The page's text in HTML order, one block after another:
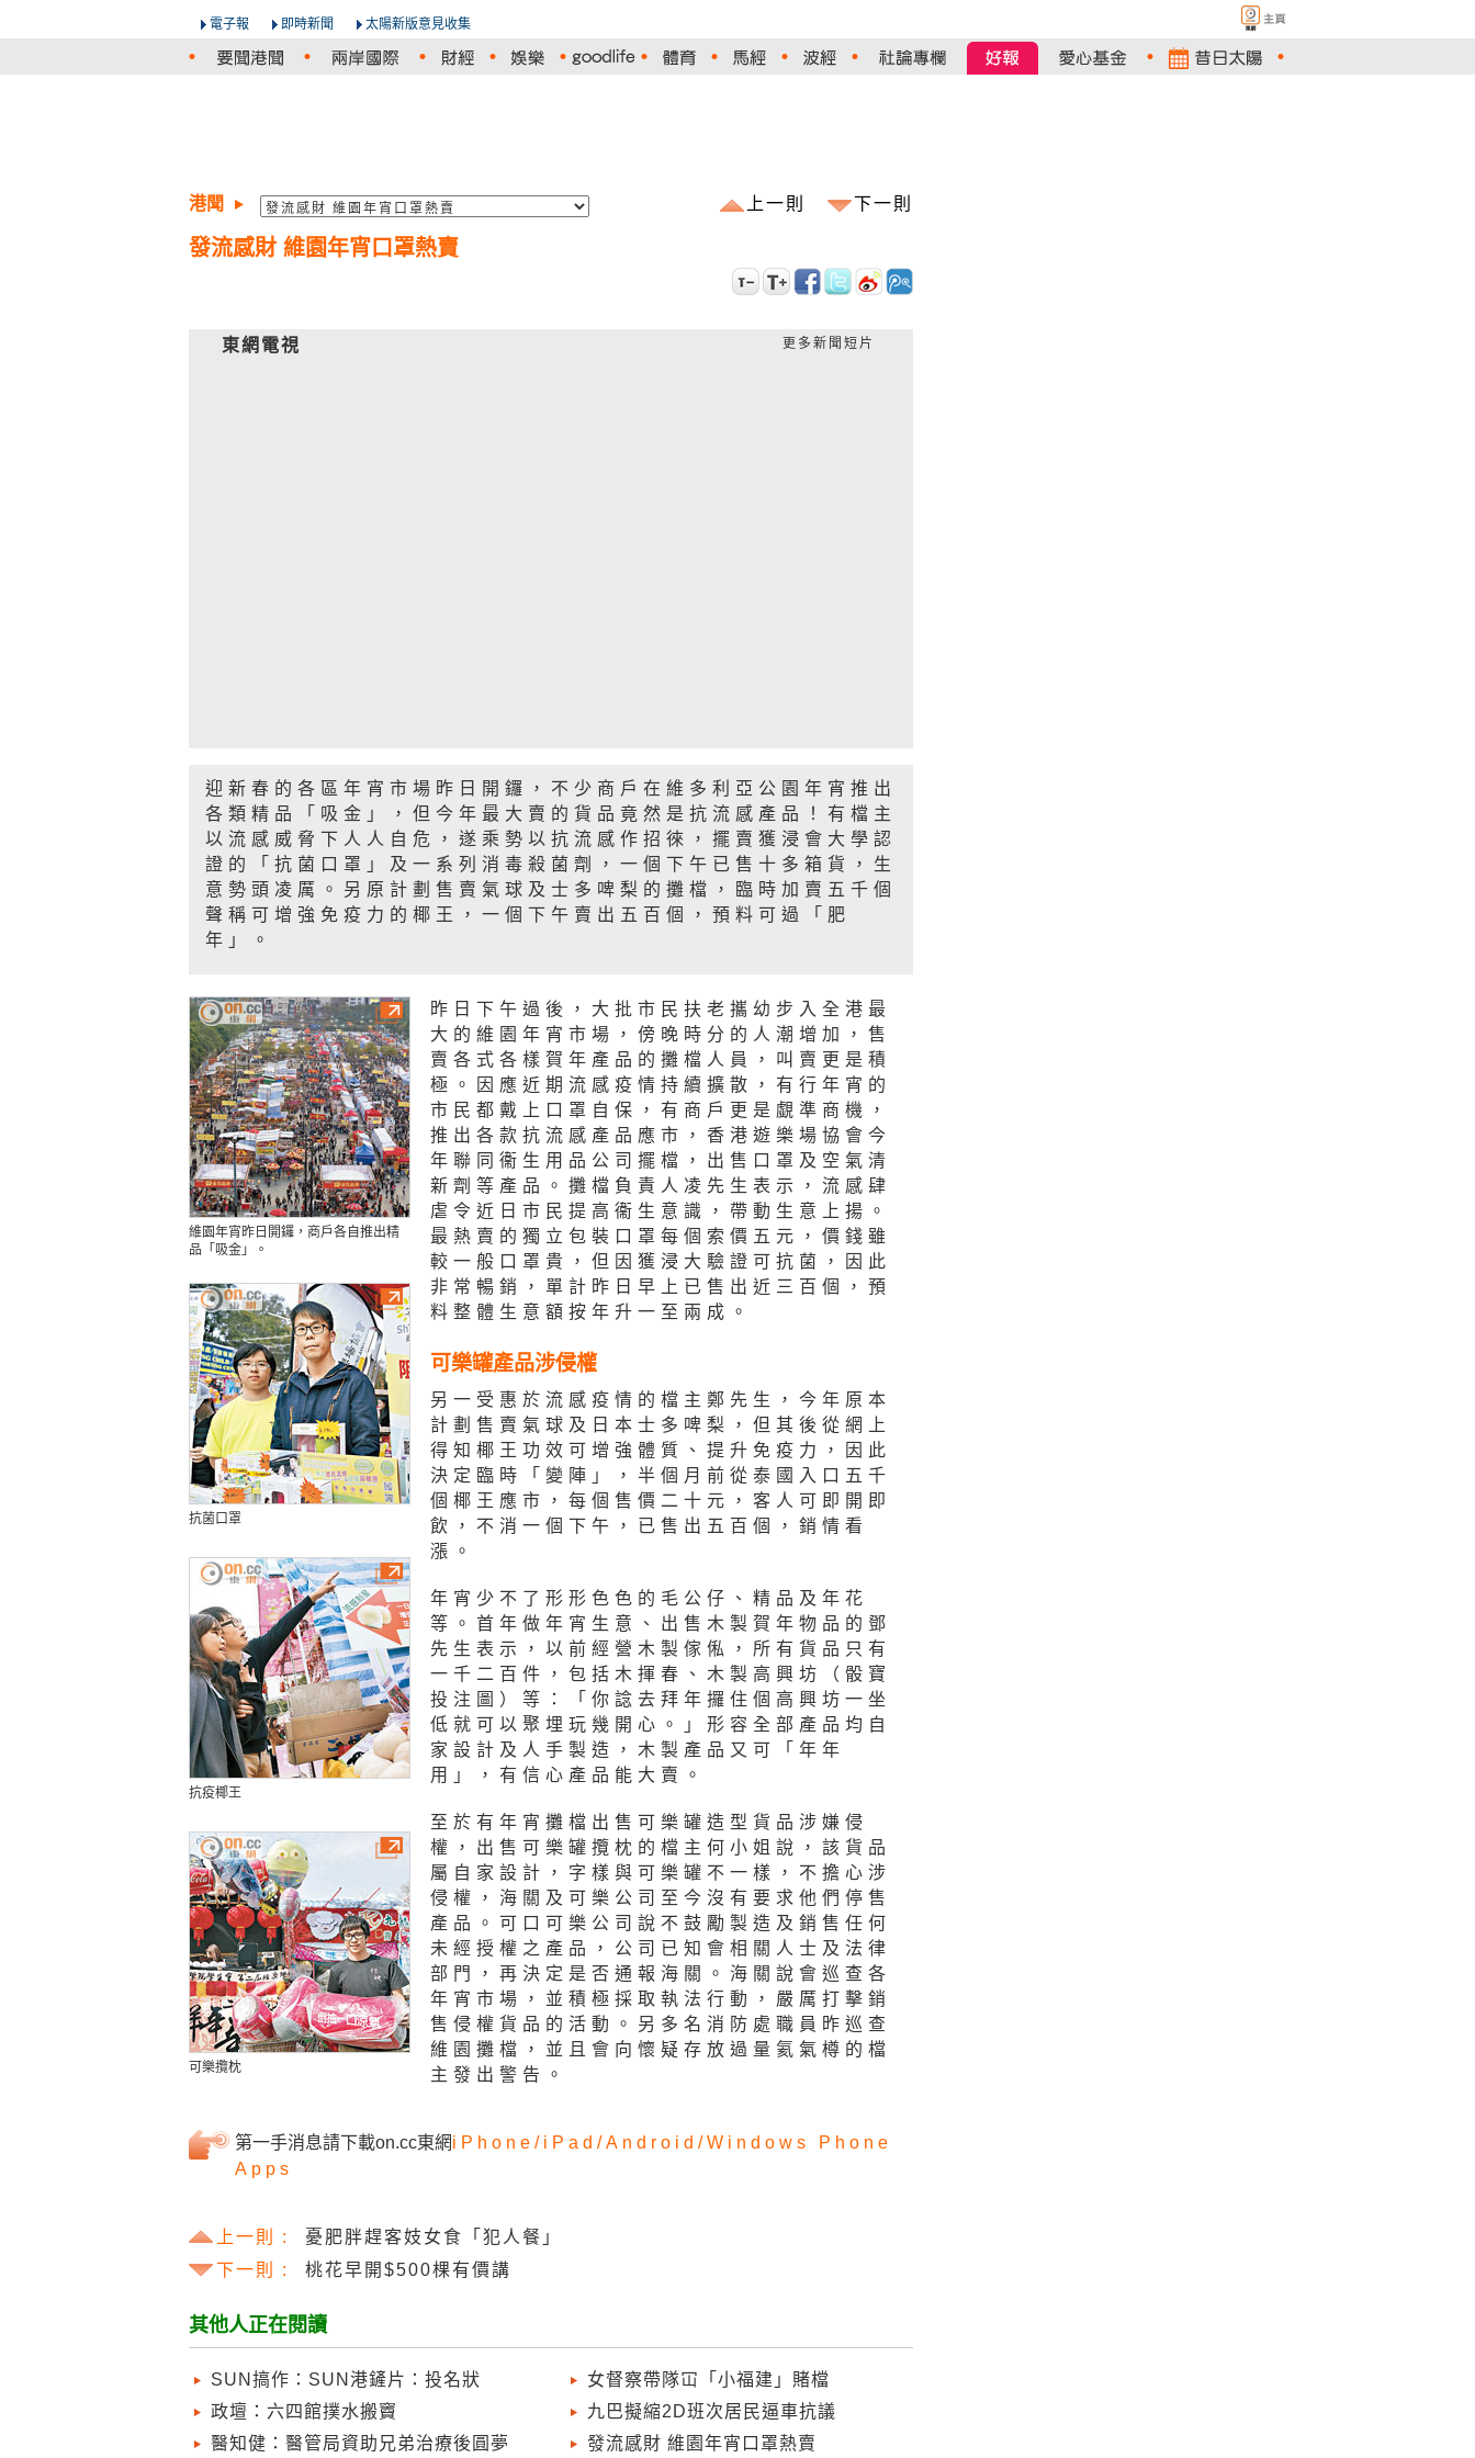
電子報 即時新聞 太陽新版意見收集
港聞 上一則 下一則
發流感財 維園年宵口罩熱賣
東網電視 更多新聞短片
迎新春的各區年宵市場昨日開鑼，不少商戶在維多利亞公園年宵推出
各類精品「吸金」，但今年最大賣的貨品竟然是抗流感產品！有檔主
以流感威脅下人人自危，遂乘勢以抗流感作招徠，擺賣獲浸會大學認
證的「抗菌口罩」及一系列消毒殺菌劑，一個下午已售十多箱貨，生
意勢頭凌厲。另原計劃售賣氣球及士多啤梨的攤檔，臨時加賣五千個
聲稱可增強免疫力的椰王，一個下午賣出五百個，預料可過「肥
年」。
維園年宵昨日開鑼，商戶各自推出精
品「吸金」。
抗菌口罩
抗疫椰王
可樂攬枕
昨日下午過後，大批市民扶老攜幼步入全港最
大的維園年宵市場，傍晚時分的人潮增加，售
賣各式各樣賀年產品的攤檔人員，叫賣更是積
極。因應近期流感疫情持續擴散，有行年宵的
市民都戴上口罩自保，有商戶更是覷準商機，
推出各款抗流感產品應市，香港遊樂場協會今
年聯同衞生用品公司擺檔，出售口罩及空氣清
新劑等產品。攤檔負責人凌先生表示，流感肆
虐令近日市民提高衞生意識，帶動生意上揚。
最熱賣的獨立包裝口罩每個索價五元，價錢雖
較一般口罩貴，但因獲浸大驗證可抗菌，因此
非常暢銷，單計昨日早上已售出近三百個，預
料整體生意額按年升一至兩成。
可樂罐產品涉侵權
另一受惠於流感疫情的檔主鄭先生，今年原本
計劃售賣氣球及日本士多啤梨，但其後從網上
得知椰王功效可增強體質、提升免疫力，因此
決定臨時「變陣」，半個月前從泰國入口五千
個椰王應市，每個售價二十元，客人可即開即
飲，不消一個下午，已售出五百個，銷情看
漲。
年宵少不了形形色色的毛公仔、精品及年花
等。首年做年宵生意、出售木製賀年物品的鄧
先生表示，以前經營木製傢俬，所有貨品只有
一千二百件，包括木揮春、木製高興坊（骰寶
投注圖）等：「你諗去拜年攞住個高興坊一坐
低就可以聚埋玩幾開心。」形容全部產品均自
家設計及人手製造，木製產品又可「年年
用」，有信心產品能大賣。
至於有年宵攤檔出售可樂罐造型貨品涉嫌侵
權，出售可樂罐攬枕的檔主何小姐說，該貨品
屬自家設計，字樣與可樂罐不一樣，不擔心涉
侵權，海關及可樂公司至今沒有要求他們停售
產品。可口可樂公司說不鼓勵製造及銷售任何
未經授權之產品，公司已知會相關人士及法律
部門，再決定是否通報海關。海關說會巡查各
年宵市場，並積極採取執法行動，嚴厲打擊銷
售侵權貨品的活動。另多名消防處職員昨巡查
維園攤檔，並且會向懷疑存放過量氦氣樽的檔
主發出警告。
第一手消息請下載on.cc東網iPhone/ iPad/Android/Windows Phone
Apps
上一則 :
憂肥胖趕客妓女食「犯人餐」
下一則 :
桃花早開$500棵有價講
其他人正在閱讀
SUN搞作：SUN港鏟片：投名狀
政壇：六四館撲水搬竇
醫知健：醫管局資助兄弟治療後圓夢
女督察帶隊冚「小福建」賭檔
九巴擬縮2D班次居民逼車抗議
發流感財 維園年宵口罩熱賣